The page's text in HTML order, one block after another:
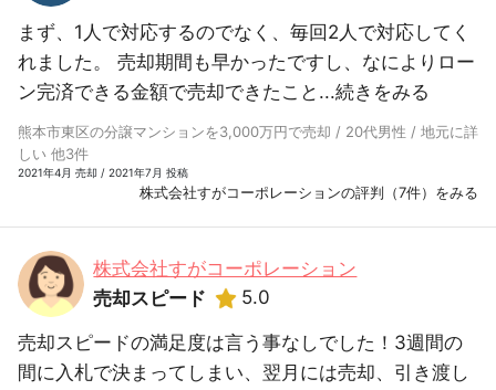
まず、1人で対応するのでなく、毎回2人で対応してく
れました。 売却期間も早かったですし、なによりロー
ン完済できる金額で売却できたこと...続きをみる
熊本市東区の分譲マンションを3,000万円で売却 / 20代男性 / 地元に詳
しい 他3件
2021年4月 売却 / 2021年7月 投稿
株式会社すがコーポレーションの評判（7件）をみる
株式会社すがコーポレーション
売却スピード
5.0
売却スピードの満足度は言う事なしでした！3週間の
間に入札で決まってしまい、翌月には売却、引き渡し